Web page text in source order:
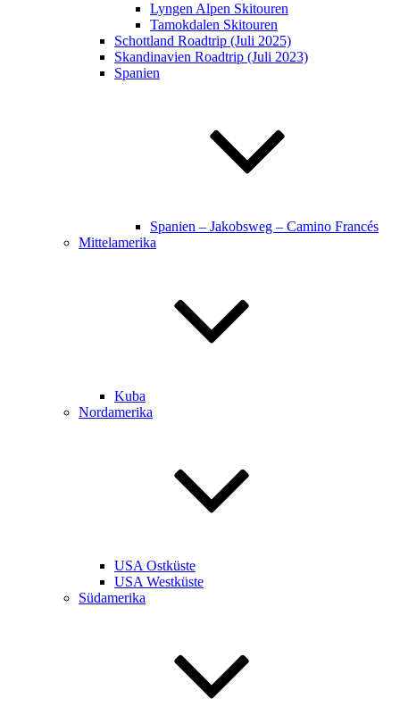
Lyngen Alpen Skitouren
Tamokdalen Skitouren
Schottland Roadtrip (Juli 2025)
Skandinavien Roadtrip (Juli 2023)
Spanien
Spanien – Jakobsweg – Camino Francés
Mittelamerika
Kuba
Nordamerika
USA Ostküste
USA Westküste
Südamerika